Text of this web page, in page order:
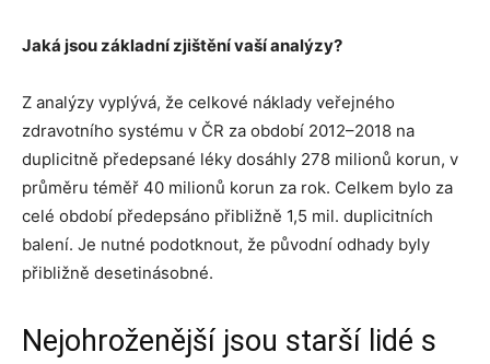
Jaká jsou základní zjištění vaší analýzy?
Z analýzy vyplývá, že celkové náklady veřejného
zdravotního systému v ČR za období 2012–2018 na
duplicitně předepsané léky dosáhly 278 milionů korun, v
průměru téměř 40 milionů korun za rok. Celkem bylo za
celé období předepsáno přibližně 1,5 mil. duplicitních
balení. Je nutné podotknout, že původní odhady byly
přibližně desetinásobné.
Nejohroženější jsou starší lidé s